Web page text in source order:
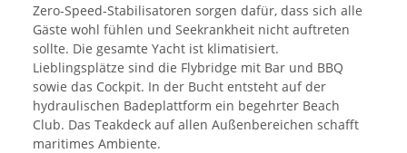
Zero-Speed-Stabilisatoren sorgen dafür, dass sich alle
Gäste wohl fühlen und Seekrankheit nicht auftreten
sollte. Die gesamte Yacht ist klimatisiert.
Lieblingsplätze sind die Flybridge mit Bar und BBQ
sowie das Cockpit. In der Bucht entsteht auf der
hydraulischen Badeplattform ein begehrter Beach
Club. Das Teakdeck auf allen Außenbereichen schafft
maritimes Ambiente.